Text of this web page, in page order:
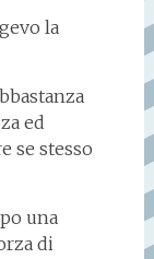
la
ed
se stesso
una
di